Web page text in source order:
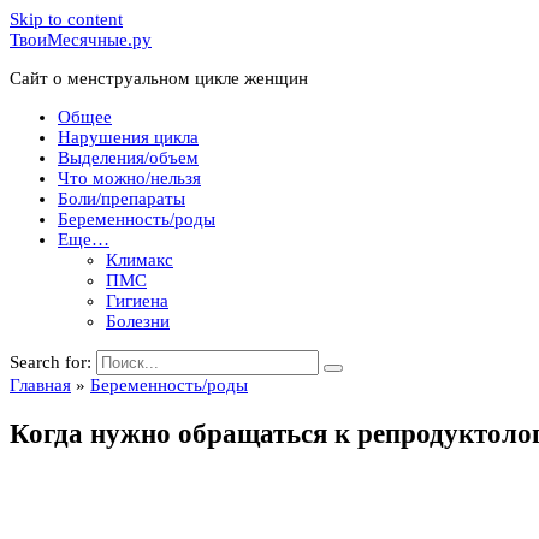
Skip to content
ТвоиМесячные.ру
Сайт о менструальном цикле женщин
Общее
Нарушения цикла
Выделения/объем
Что можно/нельзя
Боли/препараты
Беременность/роды
Еще…
Климакс
ПМС
Гигиена
Болезни
Search for:
Главная » Беременность/роды
Когда нужно обращаться к